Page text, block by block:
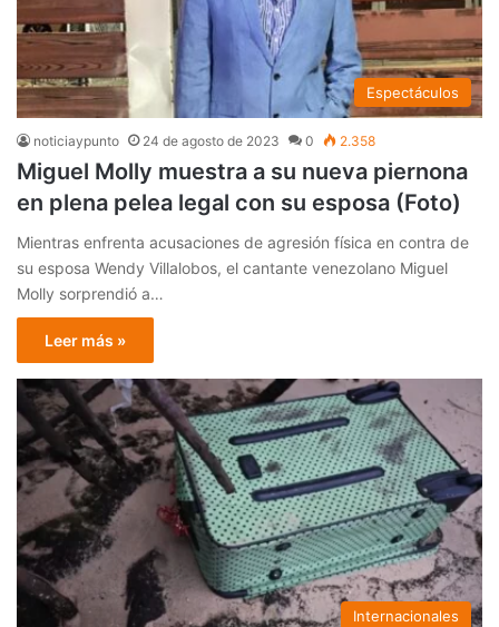
Espectáculos
noticiaypunto 24 de agosto de 2023 0 2.358
Miguel Molly muestra a su nueva piernona
en plena pelea legal con su esposa (Foto)
Mientras enfrenta acusaciones de agresión física en contra de
su esposa Wendy Villalobos, el cantante venezolano Miguel
Molly sorprendió a…
Leer más »
Internacionales